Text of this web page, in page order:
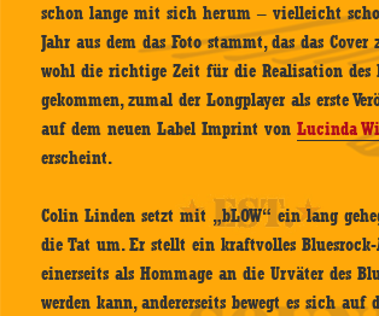
schon lange mit sich herum – vielleicht
Jahr aus dem das Foto stammt, das das Cover
wohl die richtige Zeit für die Realisation des
gekommen, zumal der Longplayer als erste
auf dem neuen Label Imprint vonLucinda
erscheint.
Colin Linden setzt mit „bLOW“ ein lang
die Tat um. Er stellt ein kraftvolles
einerseits als Hommage an die Urväter des
werden kann, andererseits bewegt es sich auf